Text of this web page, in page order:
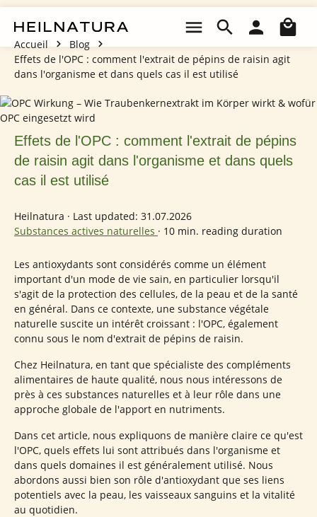
Accueil
Blog
Effets de l'OPC : comment l'extrait de pépins de raisin agit
dans l'organisme et dans quels cas il est utilisé
Effets de l'OPC : comment l'extrait de pépins
de raisin agit dans l'organisme et dans quels
cas il est utilisé
Heilnatura · Last updated: 31.07.2026
Substances actives naturelles · 10 min. reading duration
Les antioxydants sont considérés comme un élément
important d'un mode de vie sain, en particulier lorsqu'il
s'agit de la protection des cellules, de la peau et de la santé
en général. Dans ce contexte, une substance végétale
naturelle suscite un intérêt croissant : l'OPC, également
connu sous le nom d'extrait de pépins de raisin.
Chez Heilnatura, en tant que spécialiste des compléments
alimentaires de haute qualité, nous nous intéressons de
près à ces substances naturelles et à leur rôle dans une
approche globale de l'apport en nutriments.
Dans cet article, nous expliquons de manière claire ce qu'est
l'OPC, quels effets lui sont attribués dans l'organisme et
dans quels domaines il est généralement utilisé. Nous
abordons aussi bien son rôle d'antioxydant que ses liens
potentiels avec la peau, les vaisseaux sanguins et la vitalité
au quotidien.